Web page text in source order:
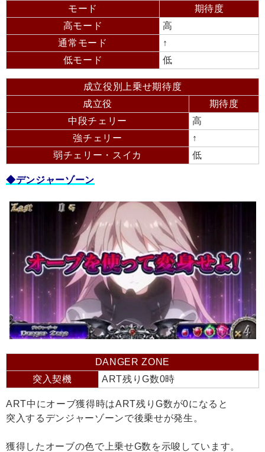
モード
期待度
高モード
高
通常モード
↑
低モード
低
成立役別上乗せ期待度
成立役
期待度
中段チェリー
高
強チェリー
↑
弱チェリー・スイカ
低
◆デンジャーゾーン
DANGER ZONE
突入契機
ART残りG数0時
ART中にオーブ獲得時はART残りG数が0になると
突入するデンジャーゾーンで後乗せが発生。
獲得したオーブの色で上乗せG数を示唆しています。